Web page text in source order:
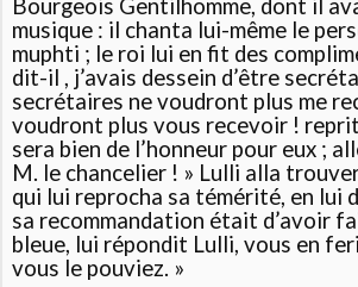
Bourgeois Gentilhomme, dont il
musique : il chanta lui-même le
muphti ; le roi lui en fit des
dit-il , j’avais dessein d’être
secrétaires ne voudront plus me
voudront plus vous recevoir !
sera bien de l’honneur pour eux ;
M. le chancelier ! » Lulli alla
qui lui reprocha sa témérité, en lui
sa recommandation était d’avoir
bleue, lui répondit Lulli, vous en
vous le pouviez. »